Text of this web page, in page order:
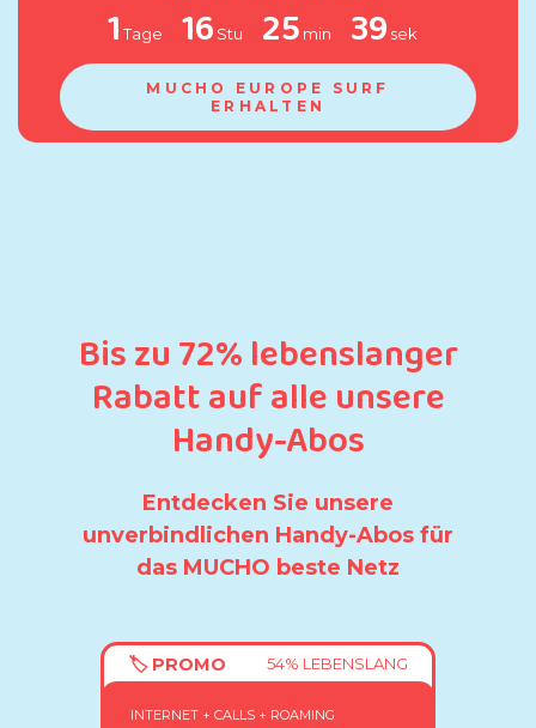
1 Tage 16 Stu 25 min 38 sek
MUCHO EUROPE SURF
ERHALTEN
Bis zu 72% lebenslanger
Rabatt auf alle unsere
Handy-Abos
Entdecken Sie unsere
unverbindlichen Handy-Abos für
das MUCHO beste Netz
🏷️ PROMO 54% LEBENSLANG
INTERNET + CALLS + ROAMING